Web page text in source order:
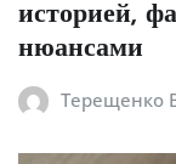
историей,
нюансами
Терещенко